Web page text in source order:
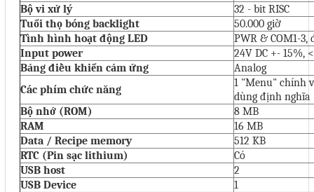
Bộ vi xử lý
32 - bit RISC
Tuổi thọ bóng backlight
50.000 giờ
Tình hình hoạt động LED
PWR & COM1-3,
Input power
24V DC +- 15%,
Bảng điều khiển cảm ứng
Analog
Các phím chức năng
1 "Menu" chính
dùng định nghĩa
Bộ nhớ (ROM)
8 MB
RAM
16 MB
Data / Recipe memory
512 KB
RTC (Pin sạc lithium)
Có
USB host
2
USB Device
1
Liên hệ
Đóng
TRÊN MẠNG XÃ HỘI
Facebook
Google